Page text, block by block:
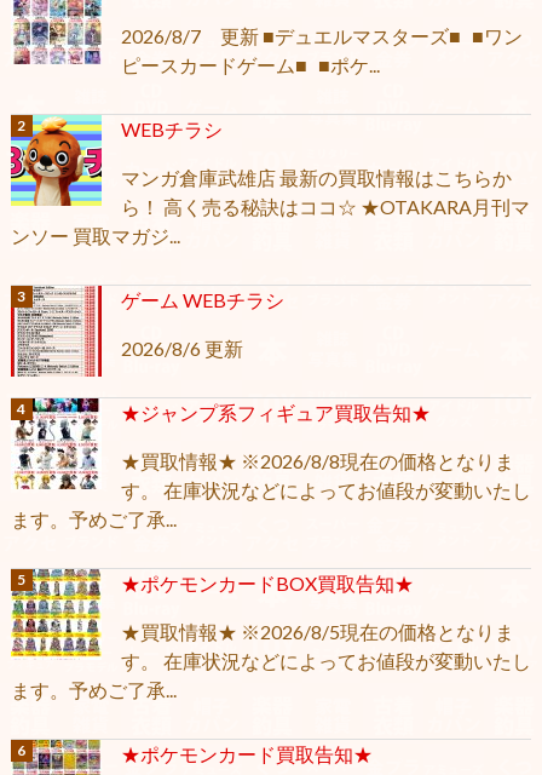
2026/8/7 更新 ■デュエルマスターズ■ ■ワン
ピースカードゲーム■ ■ポケ...
WEBチラシ
マンガ倉庫武雄店 最新の買取情報はこちらか
ら！ 高く売る秘訣はココ☆ ★OTAKARA月刊マ
ンソー 買取マガジ...
ゲーム WEBチラシ
2026/8/6 更新
★ジャンプ系フィギュア買取告知★
★買取情報★ ※2026/8/8現在の価格となりま
す。 在庫状況などによってお値段が変動いたし
ます。予めご了承...
★ポケモンカードBOX買取告知★
★買取情報★ ※2026/8/5現在の価格となりま
す。 在庫状況などによってお値段が変動いたし
ます。予めご了承...
★ポケモンカード買取告知★